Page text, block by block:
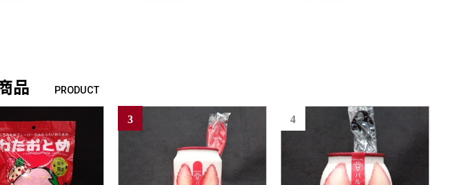
品 PRODUCT
3 4